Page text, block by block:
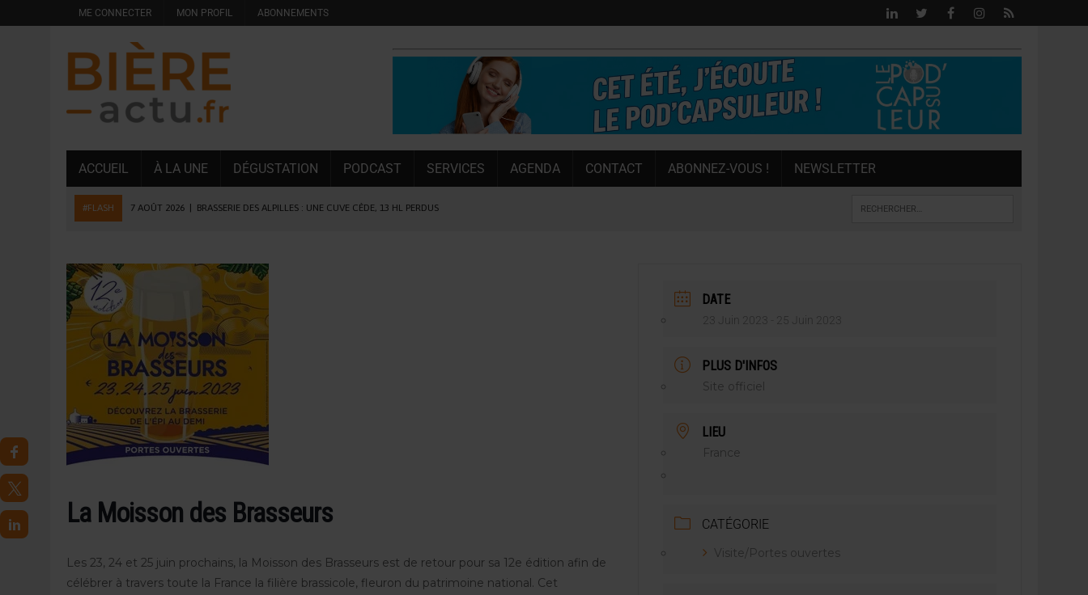
ME CONNECTER MON PROFIL ABONNEMENTS
ACCUEIL À LA UNE DÉGUSTATION PODCAST SERVICES AGENDA CONTACT ABONNEZ-VOUS ! NEWSLETTER
#FLASH 7 AOÛT 2026 BRASSERIE DES ALPILLES : UNE CUVE CÈDE, 13 HL PERDUS
6 AOÛT 2026 | SAVERNE : LA FÊTE DE LA BIÈRE SOUFFLE SA 15E BOUGIE
5 AOÛT 2026 HEINEKEN A SUPPRIMÉ 3 000 POSTES AU PREMIER SEMESTRE
5 AOÛT 2026 ISÈRE : LA BRASSERIE DU DAUPHINÉ AUGMENTE SA CAPACITÉ DE 50 %
4 AOÛT 2026 | DESPERADOS AVENIDA : 3 INNOVATIONS LATINES DE L’ÉTÉ
4 AOÛT 2026 | LA GÉNÉRATION Z ET LA MODÉRATION RÉINVENTENT LE MARCHÉ [ÉTUDE]
7 AOÛT 2026 LES EXPORTATIONS DE L’UE CHUTENT DE 11 % EN 2025
La Moisson des Brasseurs
Les 23, 24 et 25 juin prochains, la Moisson des Brasseurs est de retour pour sa 12e édition afin de
célébrer à travers toute la France la filière brassicole, fleuron du patrimoine national. Cet
DATE
23 Juin 2023 - 25 Juin 2023
PLUS D'INFOS
Site officiel
LIEU
France
CATÉGORIE
Visite/Portes ouvertes